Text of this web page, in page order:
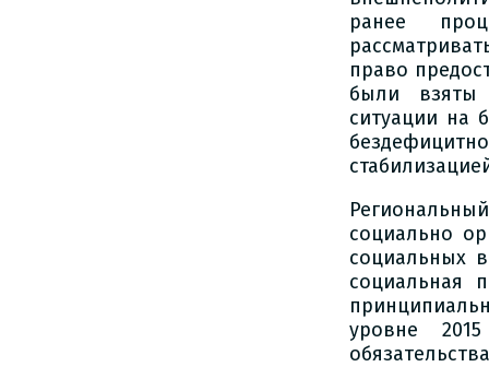
ранее
право
были взяты
ситуации на
социально
социальных
социальная
уровне